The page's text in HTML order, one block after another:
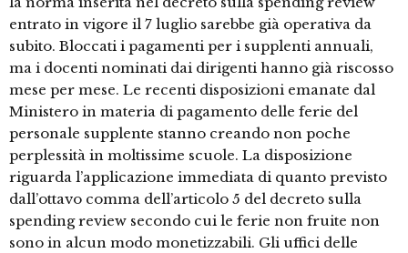
entrato in vigore il 7 luglio sarebbe già operativa da
subito. Bloccati i pagamenti per i supplenti annuali,
ma i docenti nominati dai dirigenti hanno già riscosso
mese per mese. Le recenti disposizioni emanate dal
Ministero in materia di pagamento delle ferie del
personale supplente stanno creando non poche
perplessità in moltissime scuole. La disposizione
riguarda l’applicazione immediata di quanto previsto
dall’ottavo comma dell’articolo 5 del decreto sulla
spending review secondo cui le ferie non fruite non
sono in alcun modo monetizzabili. Gli uffici delle